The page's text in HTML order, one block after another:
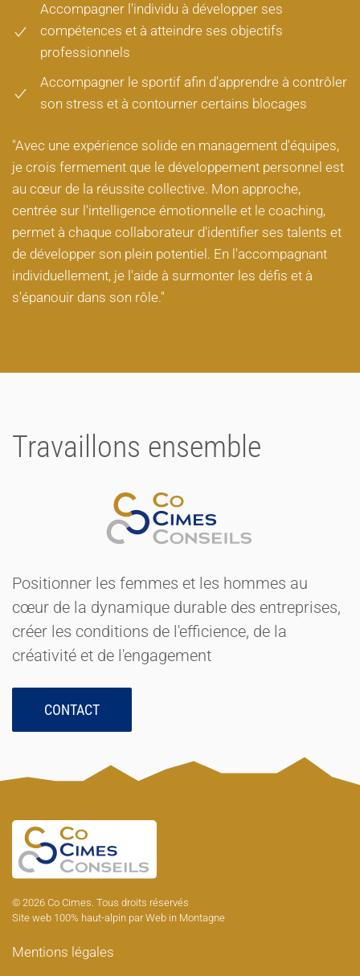
Accompagner l'individu à développer ses
compétences et à atteindre ses objectifs
professionnels
Accompagner le sportif afin d'apprendre à contrôler
son stress et à contourner certains blocages
"Avec une expérience solide en management d'équipes,
je crois fermement que le développement personnel est
au cœur de la réussite collective. Mon approche,
centrée sur l'intelligence émotionnelle et le coaching,
permet à chaque collaborateur d'identifier ses talents et
de développer son plein potentiel. En l'accompagnant
individuellement, je l'aide à surmonter les défis et à
s'épanouir dans son rôle."
Travaillons ensemble
Positionner les femmes et les hommes au
cœur de la dynamique durable des entreprises,
créer les conditions de l'efficience, de la
créativité et de l'engagement
CONTACT
© 2026 Co Cimes. Tous droits réservés
Site web 100% haut-alpin parWeb in Montagne
Mentions légales